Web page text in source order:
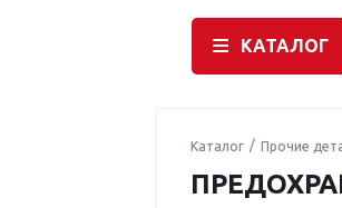
КАТАЛОГ
Каталог Прочие